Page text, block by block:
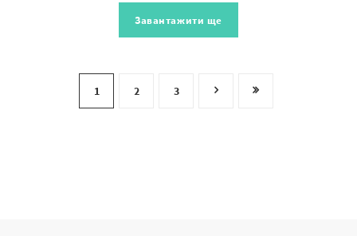
Завантажити ще
1 2 3